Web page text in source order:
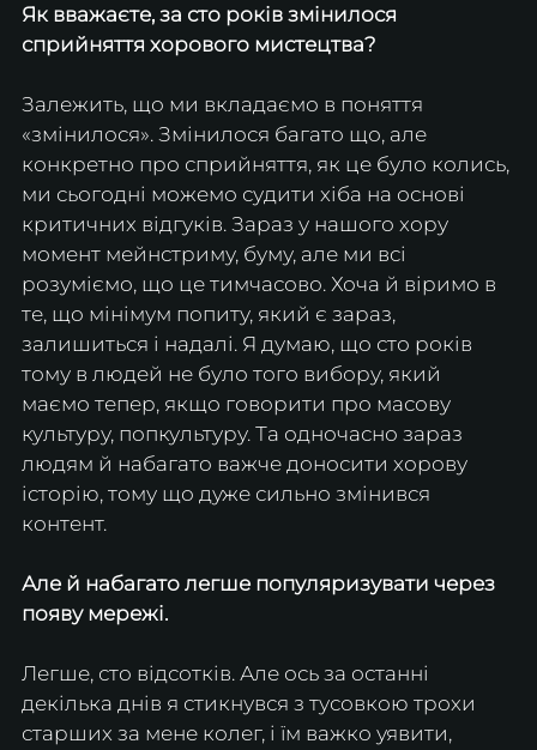
Як вважаєте, за сто років змінилося
сприйняття хорового мистецтва?
Залежить, що ми вкладаємо в поняття
«змінилося». Змінилося багато що, але
конкретно про сприйняття, як це було колись,
ми сьогодні можемо судити хіба на основі
критичних відгуків. Зараз у нашого хору
момент мейнстриму, буму, але ми всі
розуміємо, що це тимчасово. Хоча й віримо в
те, що мінімум попиту, який є зараз,
залишиться і надалі. Я думаю, що сто років
тому в людей не було того вибору, який
маємо тепер, якщо говорити про масову
культуру, попкультуру. Та одночасно зараз
людям й набагато важче доносити хорову
історію, тому що дуже сильно змінився
контент.
Але й набагато легше популяризувати через
появу мережі.
Легше, сто відсотків. Але ось за останні
декілька днів я стикнувся з тусовкою трохи
старших за мене колег, і їм важко уявити,